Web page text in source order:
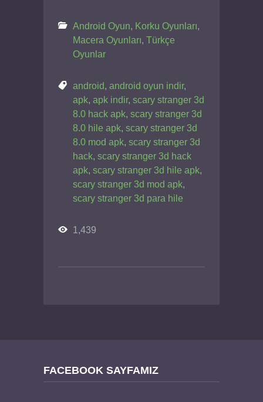
Android Oyun, Korku Oyunları,
Macera Oyunları, Türkçe
Oyunlar
android, android oyun indir,
apk, apk indir, scary stranger 3d
8.0 hack apk, scary stranger 3d
8.0 hile apk, scary stranger 3d
8.0 mod apk, scary stranger 3d
hack, scary stranger 3d hack
apk, scary stranger 3d hile apk,
scary stranger 3d mod apk,
scary stranger 3d para hile
1,439
FACEBOOK SAYFAMIZ